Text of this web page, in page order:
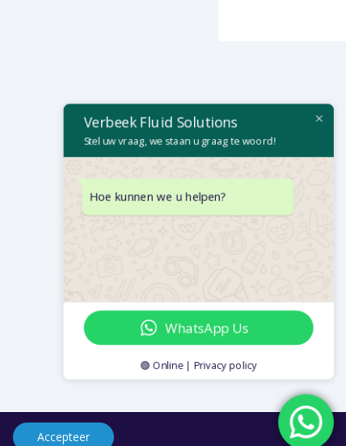
Accepteer
Verbeek Fluid Solutions
Stel uw vraag, we staan u graag te woord!
Hoe kunnen we u helpen?
WhatsApp Us
🟢 Online | Privacy policy